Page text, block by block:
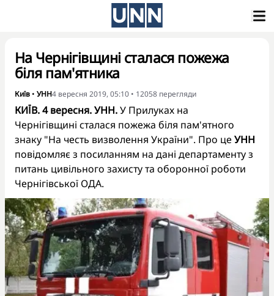
На Чернігівщині сталася пожежа
біля пам'ятника
Київ • УНН4 вересня 2019, 05:10 • 12058 перегляди
КИЇВ. 4 вересня. УНН.У Прилуках на
Чернігівщині сталася пожежа біля пам'ятного
знаку "На честь визволення України". Про це УНН
повідомляє з посиланням на дані департаменту з
питань цивільного захисту та оборонної роботи
Чернігівської ОДА.